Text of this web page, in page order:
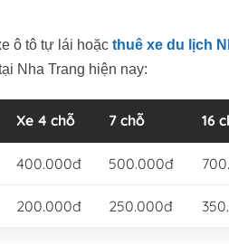
ô tô tự lái hoặc thuê xe du lịch
Nha Trang hiện nay:
Xe 4 chỗ 7 chỗ 16
400.000đ 500.000đ
200.000đ 250.000đ